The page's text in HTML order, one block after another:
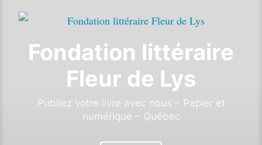
Fondation littéraire
Fleur de Lys
Publiez votre livre avec nous – Papier et
numérique – Québec